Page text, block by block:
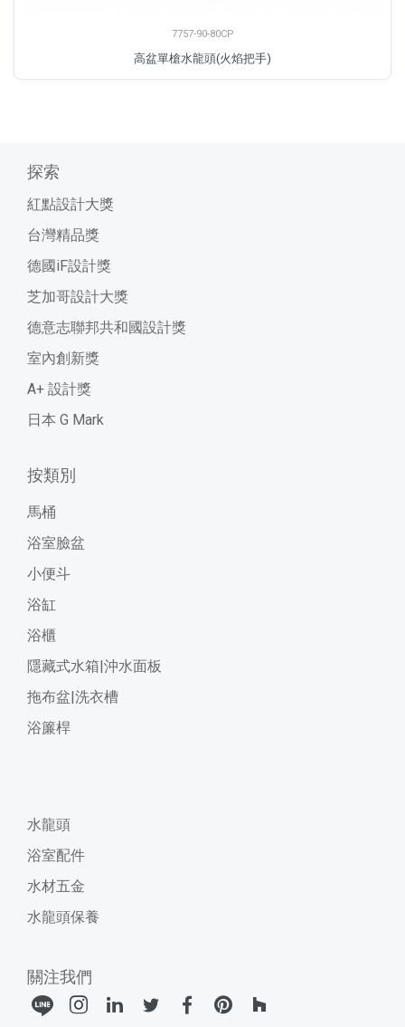
7757-90-80CP
高盆單槍水龍頭(火焰把手)
探索
紅點設計大獎
台灣精品獎
德國iF設計獎
芝加哥設計大獎
德意志聯邦共和國設計獎
室內創新獎
A+ 設計獎
日本 G Mark
按類別
馬桶
浴室臉盆
小便斗
浴缸
浴櫃
隱藏式水箱|沖水面板
拖布盆|洗衣槽
浴簾桿
水龍頭
浴室配件
水材五金
水龍頭保養
關注我們